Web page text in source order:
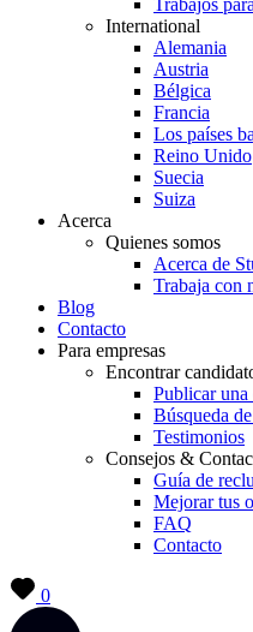
Trabajos
International
Alemania
Austria
Bélgica
Francia
Los países
Reino Unido
Suecia
Suiza
Acerca
Quienes somos
Acerca de
Trabaja con
Blog
Contacto
Para empresas
Encontrar
Publicar una
Búsqueda
Testimonios
Consejos &
Guía de
Mejorar tus
FAQ
Contacto
0